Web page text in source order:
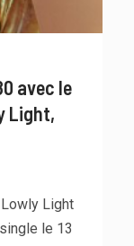
avec le
Light,
Light
le 13